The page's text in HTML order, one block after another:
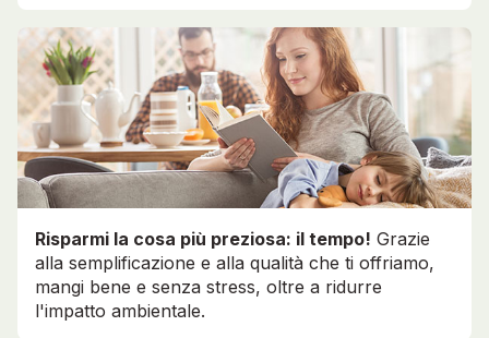
Risparmi la cosa più preziosa: il tempo! Grazie
alla semplificazione e alla qualità che ti offriamo,
mangi bene e senza stress, oltre a ridurre
l'impatto ambientale.